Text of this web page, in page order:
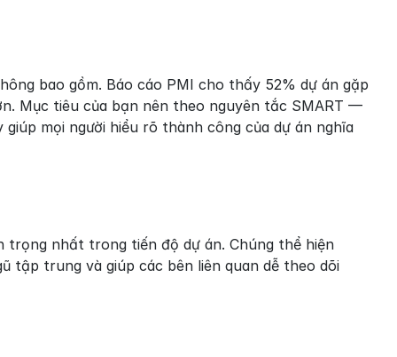
bao gồm. Báo cáo PMI cho thấy 52% dự án gặp
Mục tiêu của bạn nên theo nguyên tắc SMART —
mọi người hiểu rõ thành công của dự án nghĩa
trọng nhất trong tiến độ dự án. Chúng thể hiện
tập trung và giúp các bên liên quan dễ theo dõi